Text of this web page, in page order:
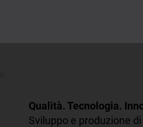
Qualità. Tecnologia.
Sviluppo e produzione